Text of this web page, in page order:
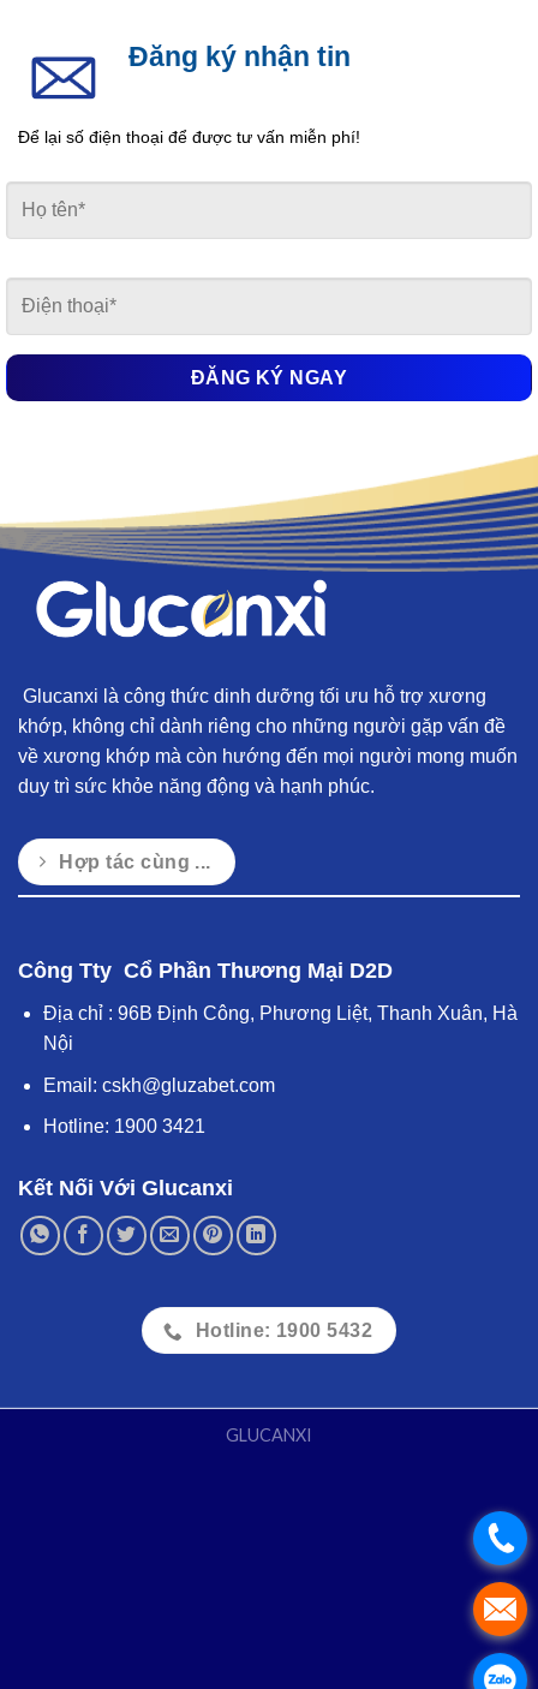
Đăng ký nhận tin
Để lại số điện thoại để được tư vấn miễn phí!
Glucanxi là công thức dinh dưỡng tối ưu hỗ trợ xương
khớp, không chỉ dành riêng cho những người gặp vấn đề
về xương khớp mà còn hướng đến mọi người mong muốn
duy trì sức khỏe năng động và hạnh phúc.
Hợp tác cùng ...
Công Tty Cổ Phần Thương Mại D2D
Địa chỉ : 96B Định Công, Phương Liệt, Thanh Xuân, Hà
Nội
Email: cskh@gluzabet.com
Hotline: 1900 3421
Kết Nối Với Glucanxi
Hotline: 1900 5432
GLUCANXI
.
.
.